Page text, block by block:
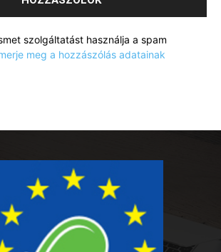
szolgáltatást használja a spam
meg a hozzászólás adatainak